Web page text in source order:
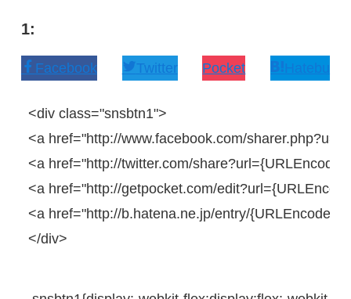
1:
Facebook Twitter Pocket Hatebu
<div class="snsbtn1">
<a href="http://www.facebook.com/
<a href="http://twitter.com/
<a href="http://getpocket.com/
<a href="http://b.hatena.ne.jp/entry/
</div>